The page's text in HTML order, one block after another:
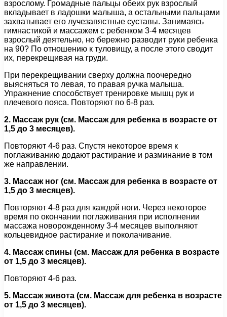
взрослому. Громадные пальцы обеих рук взрослый
вкладывает в ладошки малыша, а остальными пальцами
захватывает его лучезапястные суставы. Занимаясь
гимнастикой и массажем с ребенком 3-4 месяцев
взрослый деятельно, но бережно разводит руки ребенка
на 90? По отношению к туловищу, а после этого сводит
их, перекрещивая на груди.
При перекрещивании сверху должна поочередно
выясняться то левая, то правая ручка малыша.
Упражнение способствует тренировке мышц рук и
плечевого пояса. Повторяют по 6-8 раз.
2. Массаж рук (см. Массаж для ребенка в возрасте от
1,5 до 3 месяцев).
Повторяют 4-6 раз. Спустя некоторое время к
поглаживанию додают растирание и разминание в том
же направлении.
3. Массаж ног (см. Массаж для ребенка в возрасте от
1,5 до 3 месяцев).
Повторяют 4-8 раз для каждой ноги. Через некоторое
время по окончании поглаживания при исполнении
массажа новорожденному 3-4 месяцев выполняют
кольцевидное растирание и поколачивание.
4. Массаж спины (см. Массаж для ребенка в возрасте
от 1,5 до 3 месяцев).
Повторяют 4-6 раз.
5. Массаж живота (см. Массаж для ребенка в возрасте
от 1,5 до 3 месяцев).